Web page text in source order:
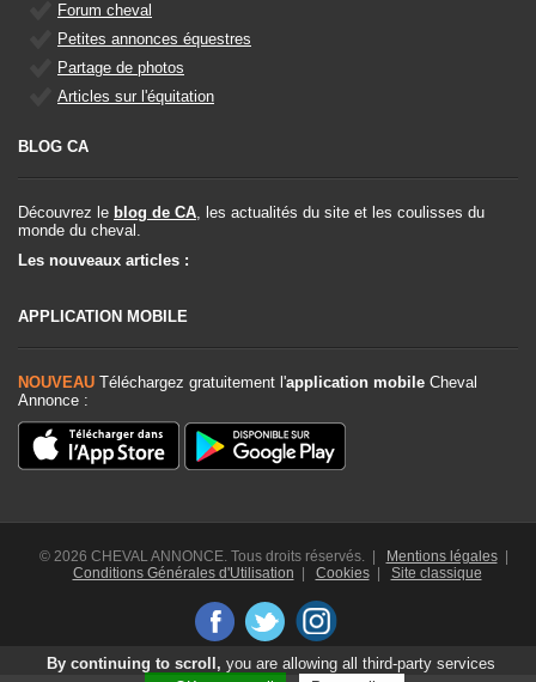
Forum cheval
Petites annonces équestres
Partage de photos
Articles sur l'équitation
BLOG CA
Découvrez le blog de CA, les actualités du site et les coulisses du
monde du cheval.
Les nouveaux articles :
APPLICATION MOBILE
NOUVEAU Téléchargez gratuitement l'application mobile Cheval
Annonce :
© 2026 CHEVAL ANNONCE. Tous droits réservés. | Mentions légales|
Conditions Générales d'Utilisation
Cookies| Site classique
By continuing to scroll, you are allowing all third-party services